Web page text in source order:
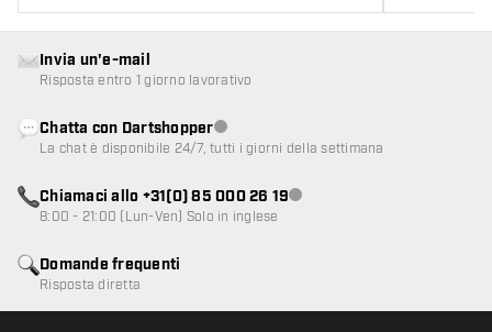
Domande frequenti
Risposta diretta
Invia un'e-mail
Risposta entro 1 giorno lavorativo
Chatta con DartshopperServizio clienti non disponibile
La chat è disponibile 24/7, tutti i giorni della settimana
Chiamaci allo +31(0) 85 000 26 19Servizio clienti non disponibile
8:00 - 21:00 (Lun-Ven) Solo in inglese